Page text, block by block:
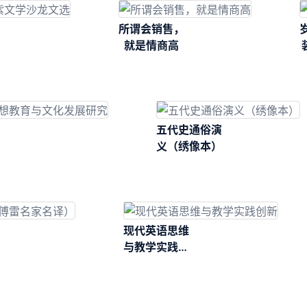
所谓会销售，
就是情商高
五代史通俗演
义（绣像本）
现代英语思维
与教学实践创